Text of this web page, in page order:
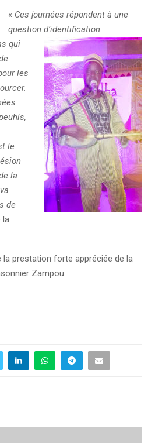
« Ces journées répondent à une
question d’identification
qui
les
le
la
de
la
la prestation forte appréciée de la
Zampou.